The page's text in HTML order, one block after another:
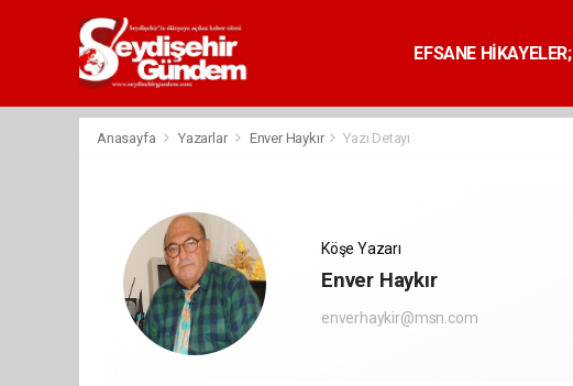
EFSANE HİKAYELER;
Anasayfa Yazarlar Enver Haykır Yazı Detayı
Köşe Yazarı
Enver Haykır
enverhaykir@msn.com